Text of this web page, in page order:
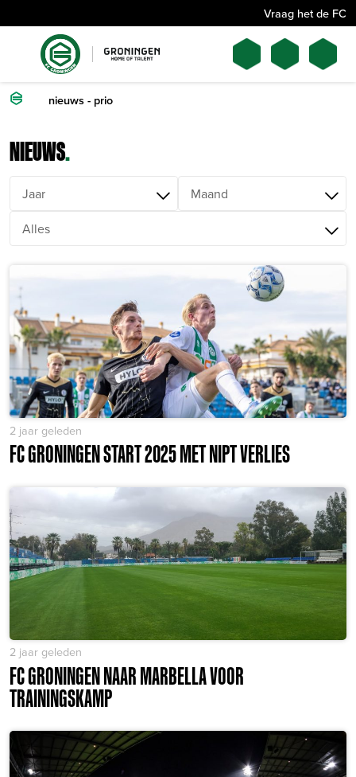
Vraag het de FC
nieuws - prio
NIEUWS.
2 jaar geleden
FC GRONINGEN START 2025 MET NIPT VERLIES
2 jaar geleden
FC GRONINGEN NAAR MARBELLA VOOR
TRAININGSKAMP